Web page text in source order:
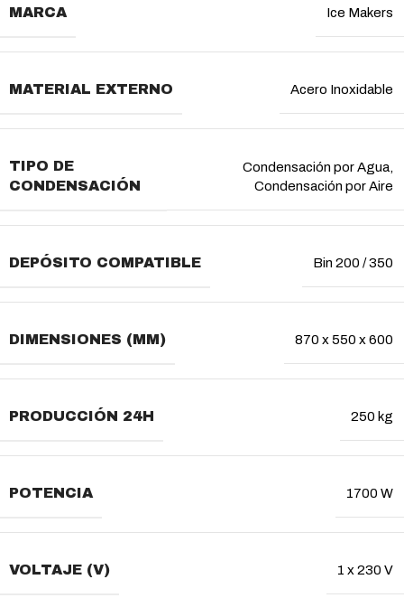
MARCA Ice Makers
MATERIAL EXTERNO Acero Inoxidable
TIPO DE
CONDENSACIÓN
Condensación por Agua,
Condensación por Aire
DEPÓSITO COMPATIBLE Bin 200 / 350
DIMENSIONES (MM) 870 x 550 x 600
PRODUCCIÓN 24H 250 kg
POTENCIA 1700 W
VOLTAJE (V) 1 x 230 V